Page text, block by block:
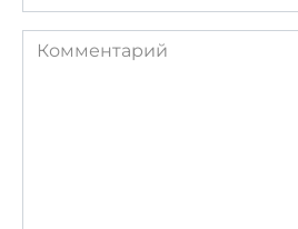
Комментарий